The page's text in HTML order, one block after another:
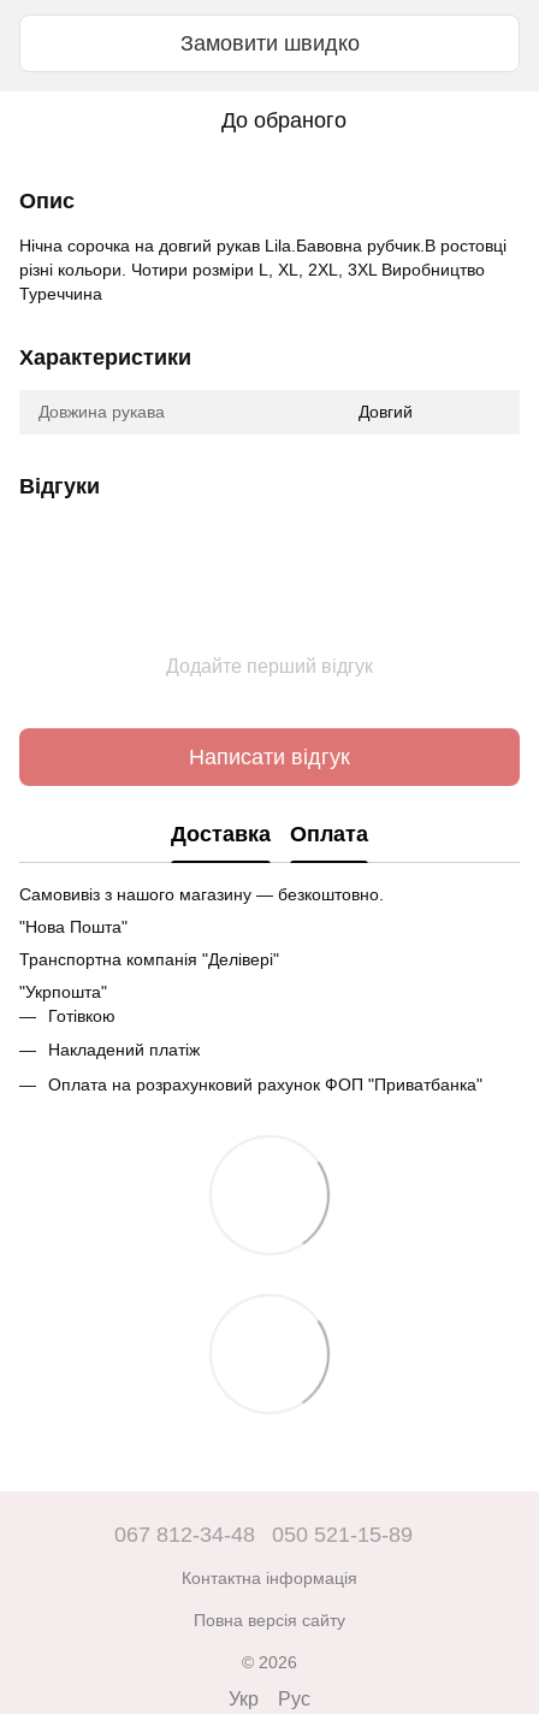
Замовити швидко
До обраного
Опис
Нічна сорочка на довгий рукав Lila.Бавовна рубчик.В ростовці
різні кольори. Чотири розміри L, XL, 2XL, 3XL Виробництво
Туреччина
Характеристики
Довжина рукава Довгий
Відгуки
Додайте перший відгук
Написати відгук
Доставка Оплата
Самовивіз з нашого магазину — безкоштовно.
"Нова Пошта"
Транспортна компанія "Делівері"
"Укрпошта"
Готівкою
Накладений платіж
Оплата на розрахунковий рахунок ФОП "Приватбанка"
067 812-34-48 050 521-15-89
Контактна інформація
Повна версія сайту
© 2026
Укр Рус